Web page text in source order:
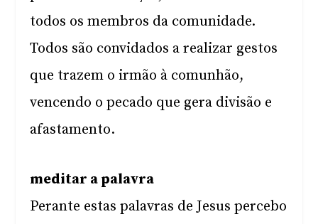
todos os membros da comunidade.
Todos são convidados a realizar gestos
que trazem o irmão à comunhão,
vencendo o pecado que gera divisão e
afastamento.
meditar a palavra
Perante estas palavras de Jesus percebo